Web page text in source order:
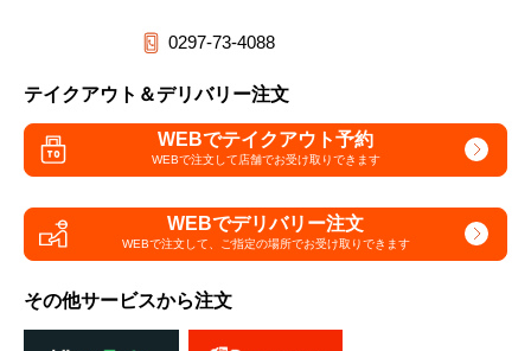
0297-73-4088
テイクアウト＆デリバリー注文
WEBでテイクアウト予約
WEBで注文して店舗でお受け取りできます
WEBでデリバリー注文
WEBで注文して、 ご指定の場所でお受け取りできます
その他サービスから注文